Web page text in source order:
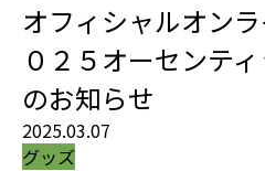
オフィシャルオン
０２５オーセンテ
のお知らせ
2025.03.07
グッズ